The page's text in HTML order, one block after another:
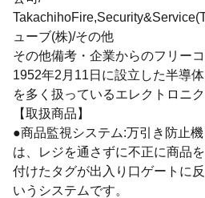
ューブ(株)/その他
その他備考・企業からのフリー
1952年2月11日に設立した半導
を多く扱っているエレクトロニ
【取扱商品】
●商品監視システム:万引き防止
は、レジを通さずに不正に商品
付けたタグが出入り口ゲートに
いうシステムです。